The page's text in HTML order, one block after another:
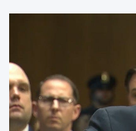
(Wall Street Journal)